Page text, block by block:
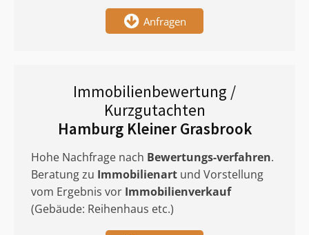
Anfragen
Immobilienbewertung /
Kurzgutachten
Hamburg Kleiner Grasbrook
Hohe Nachfrage nach Bewertungs-verfahren.
Beratung zu Immobilienart und Vorstellung
vom Ergebnis vor Immobilienverkauf
(Gebäude: Reihenhaus etc.)